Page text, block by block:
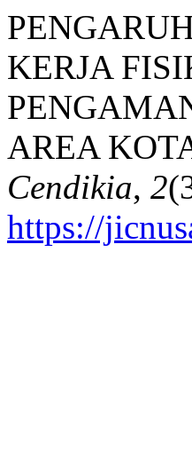
KERJA
AREA
Cendikia, 2
https://